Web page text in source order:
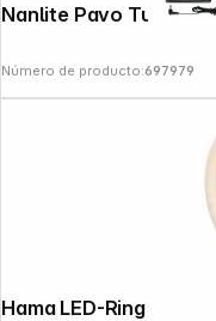
Número de producto:697979
Hama LED-Ring Light